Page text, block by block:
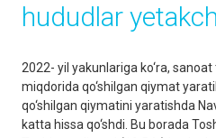
hududlar
2022- yil yakunlariga ko‘ra, sanoat
miqdorida qo‘shilgan qiymat
qo‘shilgan qiymatini yaratishda
katta hissa qo‘shdi. Bu borada